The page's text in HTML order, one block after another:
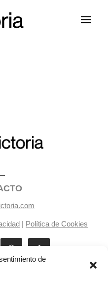
de
| Política de Cookies